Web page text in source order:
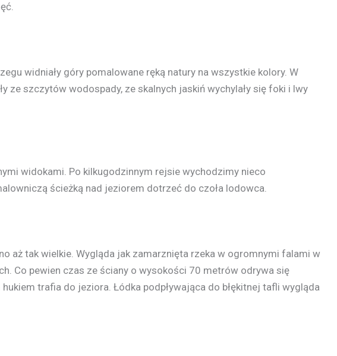
widniały góry pomalowane ręką natury na wszystkie kolory. W
ze szczytów wodospady, ze skalnych jaskiń wychylały się foki i lwy
widokami. Po kilkugodzinnym rejsie wychodzimy nieco
ścieżką nad jeziorem dotrzeć do czoła lodowca.
aż tak wielkie. Wygląda jak zamarznięta rzeka w ogromnymi falami w
Co pewien czas ze ściany o wysokości 70 metrów odrywa się
trafia do jeziora. Łódka podpływająca do błękitnej tafli wygląda